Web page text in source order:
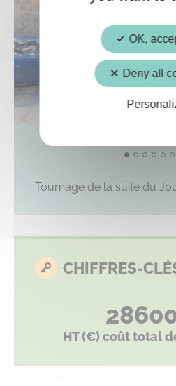
Tournage de la suite du
CHIFFRES-
HT (€) coût total
OK,
Deny all